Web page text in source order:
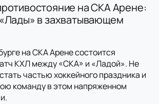
на СКА Арене:
в захватывающем
на СКА Арене состоится
КХЛ между «СКА» и «Ладой». Не
частью хоккейного праздника и
команду в этом напряженном